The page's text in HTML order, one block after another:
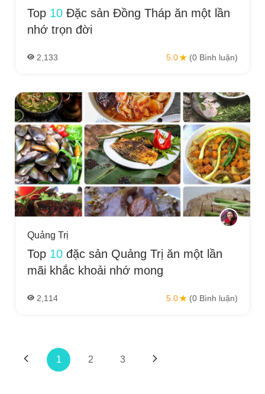
Top 10 Đặc sản Đồng Tháp ăn một lần
nhớ trọn đời
2,133 5.0 (0 Bình luận)
Quảng Trị
Top 10 đặc sản Quảng Trị ăn một lần
mãi khắc khoải nhớ mong
2,114 5.0 (0 Bình luận)
1 2 3